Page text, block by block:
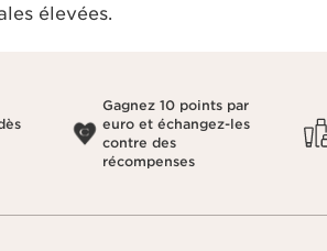
élevées.
Gagnez 10 points par
euro et échangez-les
contre des
récompenses